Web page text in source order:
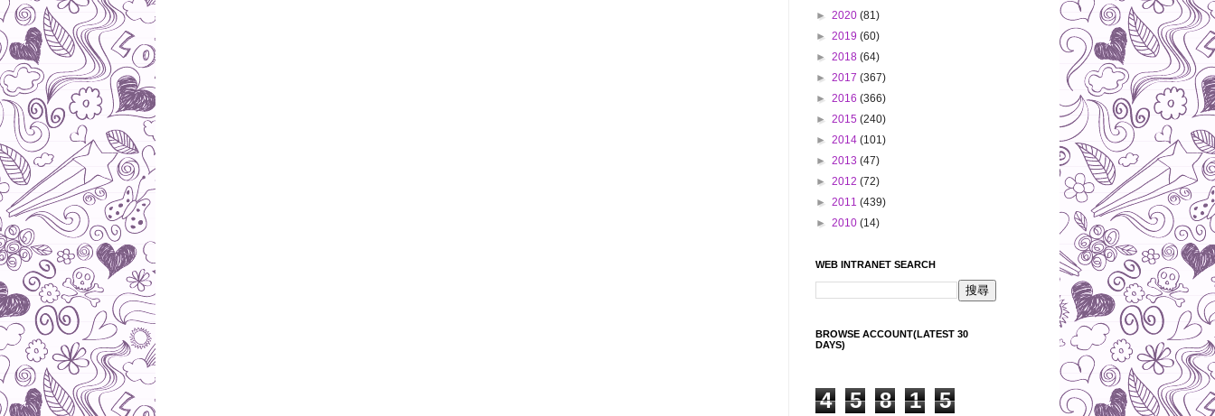
► 2020 (81)
► 2019 (60)
► 2018 (64)
► 2017 (367)
► 2016 (366)
► 2015 (240)
► 2014 (101)
► 2013 (47)
► 2012 (72)
► 2011 (439)
► 2010 (14)
WEB INTRANET SEARCH
BROWSE ACCOUNT(LATEST 30
DAYS)
4 5 8 1 5